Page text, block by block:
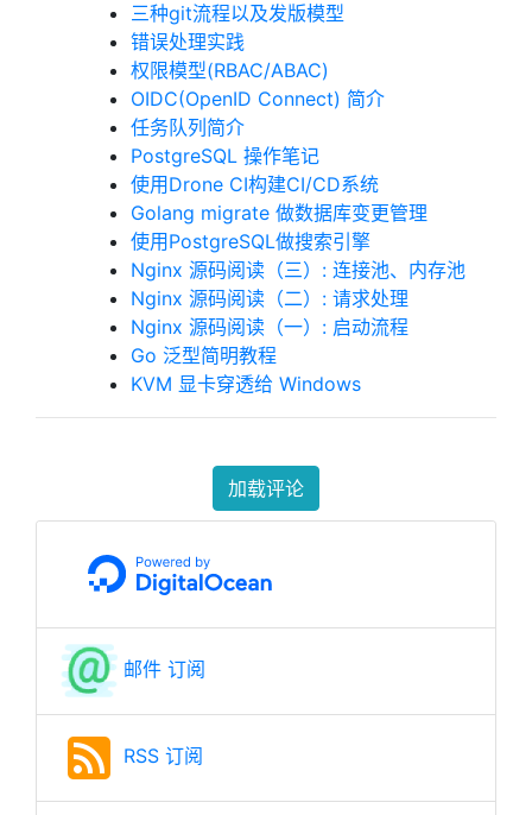
三种git流程以及发版模型
错误处理实践
权限模型(RBAC/ABAC)
OIDC(OpenID Connect) 简介
任务队列简介
PostgreSQL 操作笔记
使用Drone CI构建CI/CD系统
Golang migrate 做数据库变更管理
使用PostgreSQL做搜索引擎
Nginx 源码阅读（三）: 连接池、内存池
Nginx 源码阅读（二）: 请求处理
Nginx 源码阅读（一）: 启动流程
Go 泛型简明教程
KVM 显卡穿透给 Windows
加载评论
邮件 订阅
RSS 订阅